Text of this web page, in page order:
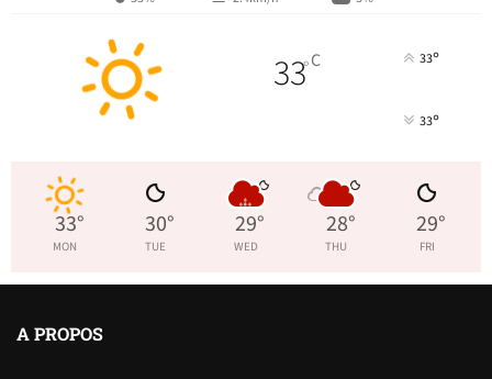
33°C 33°
33°
33°
MON
30°
TUE
29°
WED
28°
THU
29°
FRI
A PROPOS